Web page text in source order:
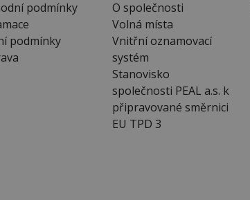
podmínky
podmínky
O společnosti
Volná místa
Vnitřní oznamovací
systém
Stanovisko
společnosti PEAL a.s. k
připravované směrnici
EU TPD 3